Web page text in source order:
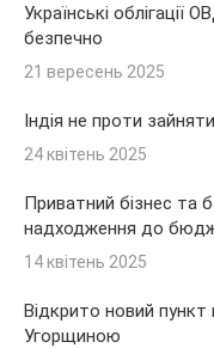
Українські облігації
безпечно
21 вересень 2025
Індія не проти
24 квітень 2025
Приватний бізнес та
надходження до
14 квітень 2025
Відкрито новий пункт
Угорщиною